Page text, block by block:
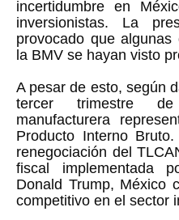
incertidumbre en
inversionistas. La
provocado que
la BMV se hayan visto
A pesar de esto, según
tercer trimestre
manufacturera
Producto Interno
renegociación del
fiscal implementada
Donald Trump, México
competitivo en el sector